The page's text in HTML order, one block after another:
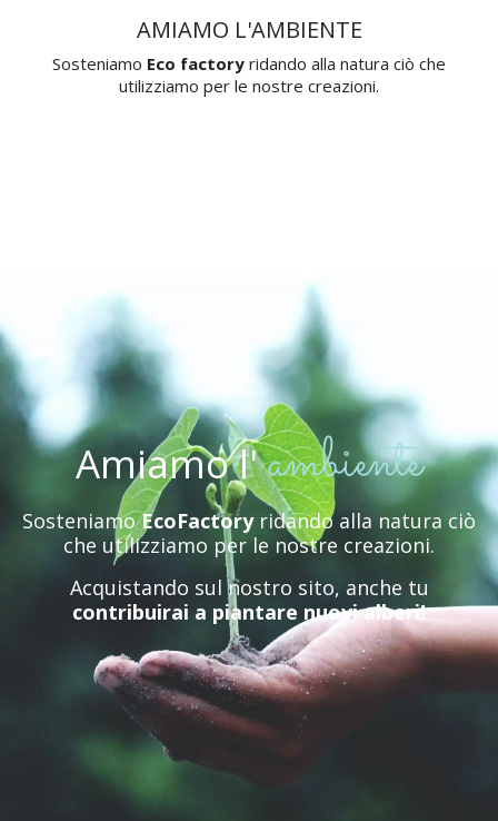
AMIAMO L'AMBIENTE
Sosteniamo Eco factory ridando alla natura ciò che
utilizziamo per le nostre creazioni.
Amiamol'ambiente
SosteniamoEcoFactoryridando alla natura ciò
che utilizziamo per le nostre creazioni.
Acquistando sul nostro sito, anche tu
contribuirai a piantare nuovi alberi!